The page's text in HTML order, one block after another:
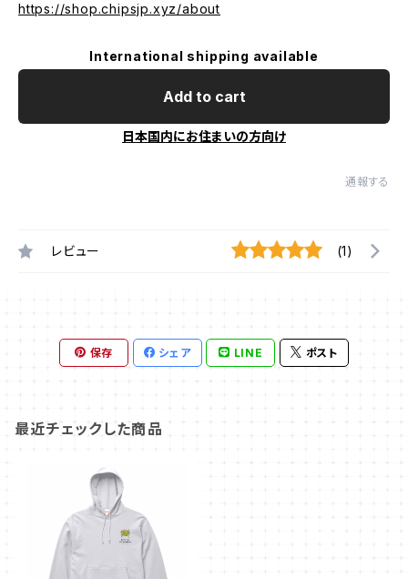
https://shop.chipsjp.xyz/about
International shipping available
Add to cart
日本国内にお住まいの方向け
通報する
レビュー (1)
保存 シェア LINE ポスト
最近チェックした商品